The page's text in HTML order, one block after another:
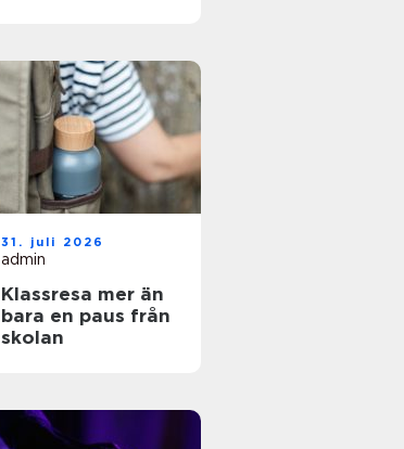
31. juli 2026
admin
Klassresa mer än
bara en paus från
skolan